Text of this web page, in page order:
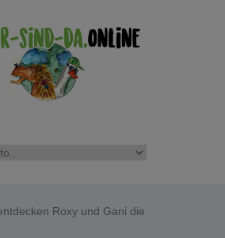
Roxy und Gani die